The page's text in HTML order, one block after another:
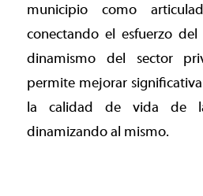
municipio como
conectando el esfuerzo
dinamismo del sector
permite mejorar
la calidad de vida de
dinamizando al mismo.